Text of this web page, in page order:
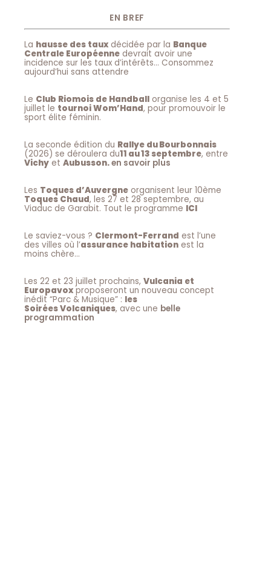
EN BREF
La hausse des taux décidée par la Banque
Centrale Européenne devrait avoir une
incidence sur les taux d’intérêts… Consommez
aujourd’hui sans attendre
Le Club Riomois de Handball organise les 4 et 5
juillet le tournoi Wom’Hand, pour promouvoir le
sport élite féminin.
La seconde édition du Rallye du Bourbonnais
(2026) se déroulera du11 au 13 septembre, entre
Vichy et Aubusson.en savoir plus
Les Toques d’Auvergne organisent leur 10ème
Toques Chaud, les 27 et 28 septembre, au
Viaduc de Garabit. Tout le programme ICI
Le saviez-vous ? Clermont-Ferrand est l’une
des villes où l’assurance habitation est la
moins chère…
Les 22 et 23 juillet prochains, Vulcania et
Europavoxproposeront un nouveau concept
inédit “Parc & Musique” : les
Soirées Volcaniques, avec une belle
programmation